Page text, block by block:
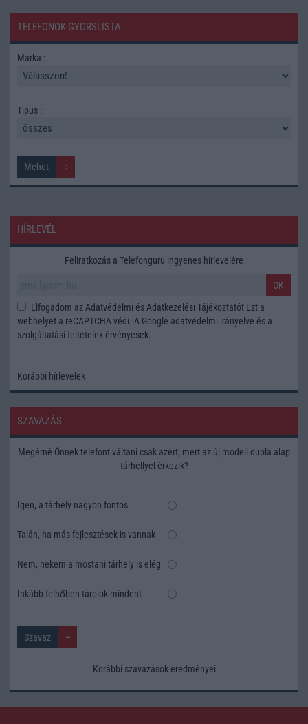
TELEFONOK GYORSLISTA
Márka :
Tipus :
HÍRLEVÉL
Feliratkozás a Telefonguru ingyenes hírlevelére
OK
Elfogadom az Adatvédelmi és Adatkezelési Tájékoztatót Ezt a
webhelyet a reCAPTCHA védi. A Google adatvédelmi irányelve és a
szolgáltatási feltételek érvényesek.
Korábbi hírlevelek
SZAVAZÁS
Megérné Önnek telefont váltani csak azért, mert az új modell dupla alap
tárhellyel érkezik?
Igen, a tárhely nagyon fontos
Talán, ha más fejlesztések is vannak
Nem, nekem a mostani tárhely is elég
Inkább felhőben tárolok mindent
Korábbi szavazások eredményei